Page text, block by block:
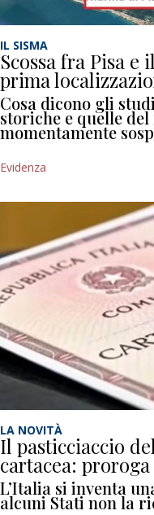
IL SISMA
Scossa fra Pisa e
prima
Cosa dicono gli
storiche e quelle
momentamente
Evidenza
LA NOVITÀ
Il pasticciaccio
cartacea: proroga
L’Italia si inventa
alcuni Stati non la